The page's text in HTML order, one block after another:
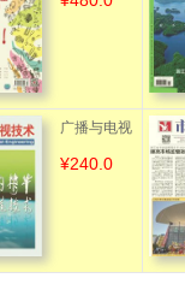
广播与电视
技术
¥240.0